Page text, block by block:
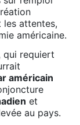
les attentes,
américaine.
qui requiert
américain
et
au pays.